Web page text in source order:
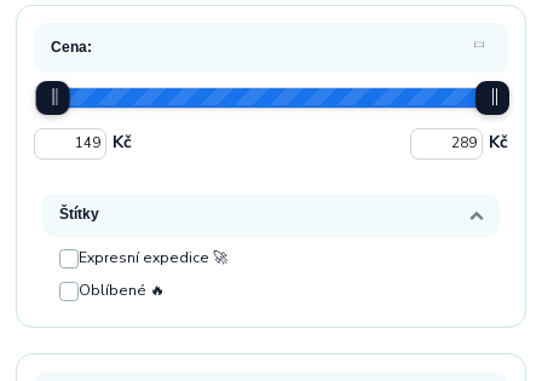
Cena:
Kč Kč
Štítky
Expresní expedice 🚀
Oblíbené 🔥